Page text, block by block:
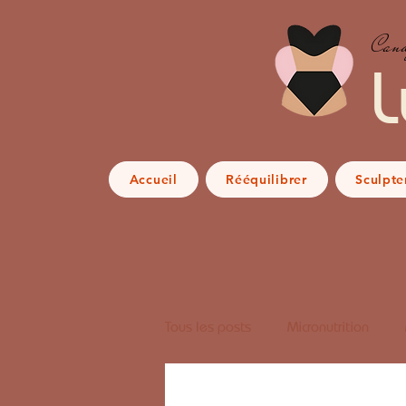
Accueil Rééquilibrer